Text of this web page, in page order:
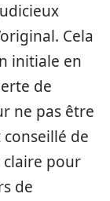
Cela
initiale en
de
ne pas être
de
claire pour
de